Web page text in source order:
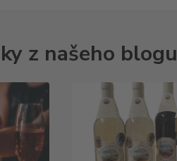
z našeho blogu